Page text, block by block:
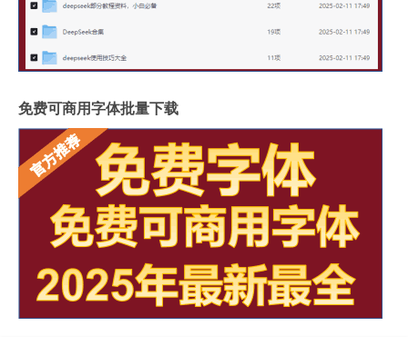
免费可商用字体批量下载